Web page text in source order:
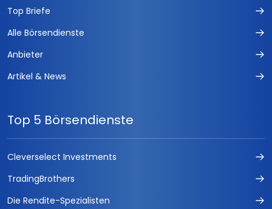
Top Briefe
Alle Börsendienste
Anbieter
Artikel & News
Top 5 Börsendienste
Cleverselect Investments
TradingBrothers
Die Rendite-Spezialisten